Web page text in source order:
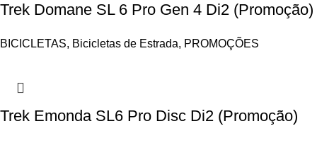
Trek Domane SL 6 Pro Gen 4 Di2 (Promoção)
BICICLETAS, Bicicletas de Estrada, PROMOÇÕES
Trek Emonda SL6 Pro Disc Di2 (Promoção)